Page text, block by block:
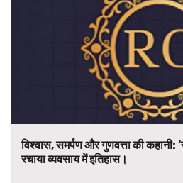
विश्वास, समर्पण और गुणवत्ता की कहानी:
रचाया व्यवसाय में इतिहास।